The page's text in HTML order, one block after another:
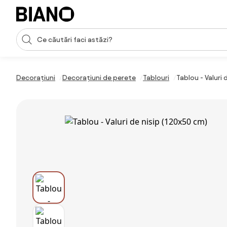
Sari peste navigare, accesează conținutul
Introducerea căutării
Decorațiuni Decorațiuni de perete Tablouri Tablou - Valuri